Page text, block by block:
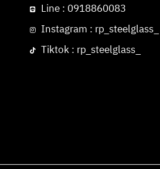
Line : 0918860083
Instagram : rp_steelglass_
Tiktok : rp_steelglass_